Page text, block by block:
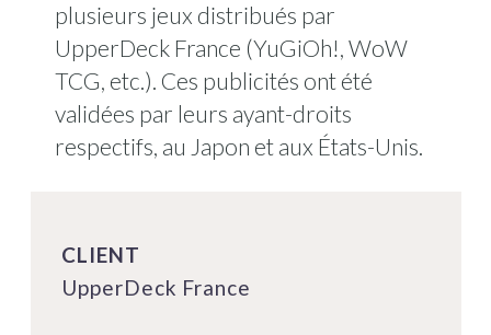
plusieurs jeux distribués par
UpperDeck France (YuGiOh!, WoW
TCG, etc.). Ces publicités ont été
validées par leurs ayant-droits
respectifs, au Japon et aux États-Unis.
CLIENT
UpperDeck France